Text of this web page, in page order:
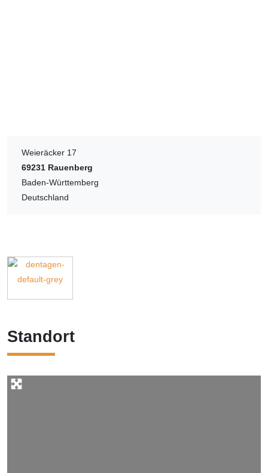
Weieräcker 17
69231 Rauenberg
Baden-Württemberg
Deutschland
Standort